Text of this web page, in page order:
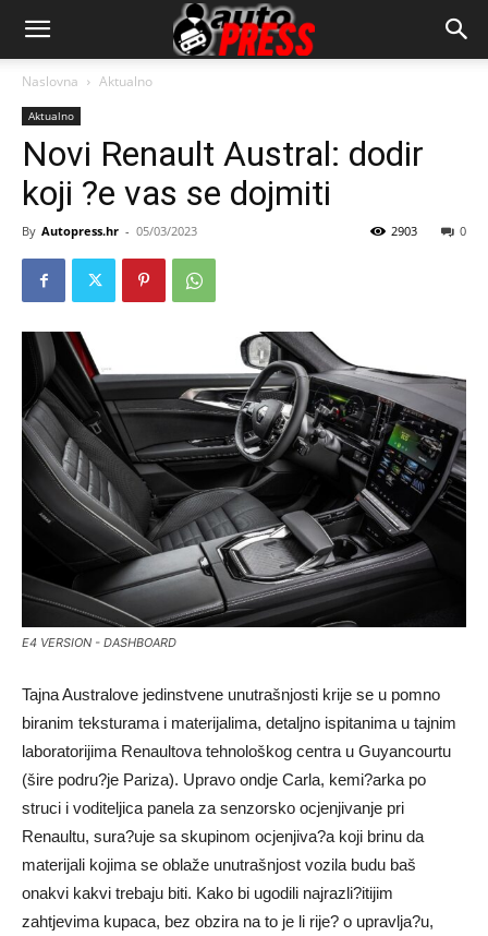
AutopressHR
Naslovna Aktualno
Aktualno
Novi Renault Austral: dodir
koji ?e vas se dojmiti
By Autopress.hr - 05/03/2023 0
2903
E4 VERSION - DASHBOARD
Tajna Australove jedinstvene unutrašnjosti krije se u pomno
biranim teksturama i materijalima, detaljno ispitanima u tajnim
laboratorijima Renaultova tehnološkog centra u Guyancourtu
(šire podru?je Pariza). Upravo ondje Carla, kemi?arka po
struci i voditeljica panela za senzorsko ocjenjivanje pri
Renaultu, sura?uje sa skupinom ocjenjiva?a koji brinu da
materijali kojima se oblaže unutrašnjost vozila budu baš
onakvi kakvi trebaju biti. Kako bi ugodili najrazli?itijim
zahtjevima kupaca, bez obzira na to je li rije? o upravlja?u,